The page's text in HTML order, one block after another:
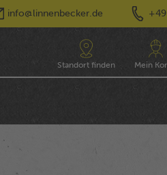
info@linnenbecker.de
Standort finden Mein